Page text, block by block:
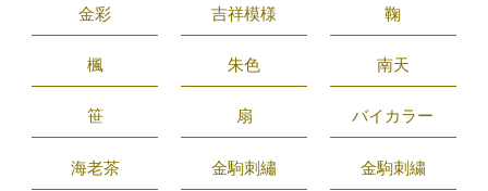
金彩 吉祥模様 鞠
楓 朱色 南天
笹 扇 バイカラー
海老茶 金駒刺繡 金駒刺繍